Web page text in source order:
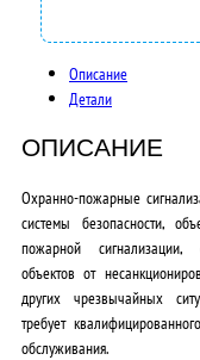
0
0
0
0
₽
.
Описание
Детали
ОПИСАНИЕ
Охранно-пожарные
системы безопасности,
пожарной
объектов от
других чрезвычайных
требует
обслуживания.